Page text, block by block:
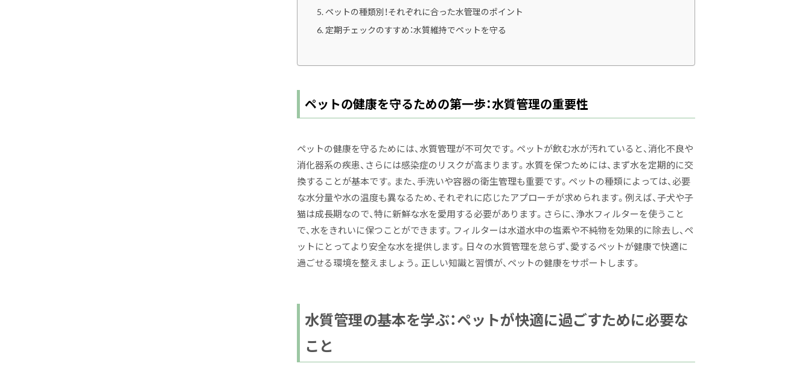
ペットの種類別！それぞれに合った水管理のポイント
定期チェックのすすめ：水質維持でペットを守る
ペットの健康を守るための第一歩：水質管理の重要性
ペットの健康を守るためには、水質管理が不可欠です。ペットが飲む水が汚れていると、消化不良や
消化器系の疾患、さらには感染症のリスクが高まります。水質を保つためには、まず水を定期的に交
換することが基本です。また、手洗いや容器の衛生管理も重要です。ペットの種類によっては、必要
な水分量や水の温度も異なるため、それぞれに応じたアプローチが求められます。例えば、子犬や子
猫は成長期なので、特に新鮮な水を愛用する必要があります。さらに、浄水フィルターを使うこと
で、水をきれいに保つことができます。フィルターは水道水中の塩素や不純物を効果的に除去し、ペ
ットにとってより安全な水を提供します。日々の水質管理を怠らず、愛するペットが健康で快適に
過ごせる環境を整えましょう。正しい知識と習慣が、ペットの健康をサポートします。
水質管理の基本を学ぶ：ペットが快適に過ごすために必要な
こと